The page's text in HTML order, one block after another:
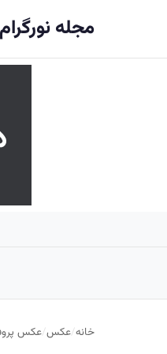
مجله نورگرام
خانه/عکس/عکس